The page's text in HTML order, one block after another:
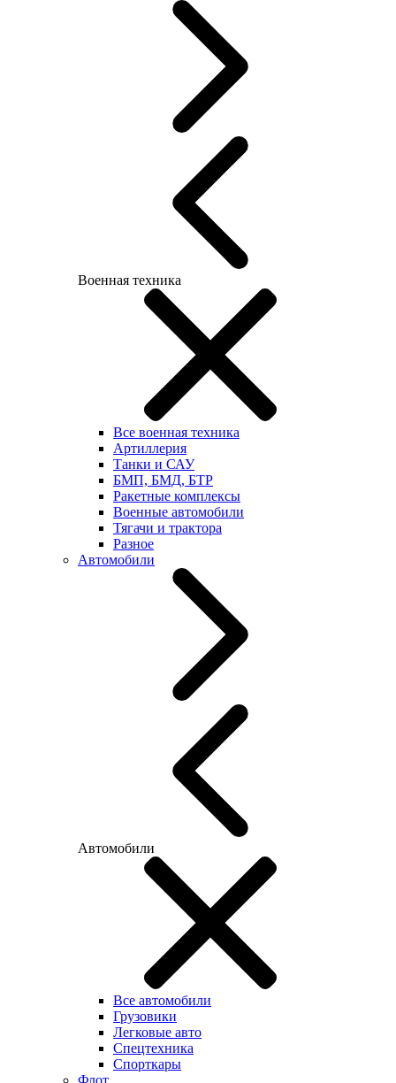
Военная техника
Все военная техника
Артиллерия
Танки и САУ
БМП, БМД, БТР
Ракетные комплексы
Военные автомобили
Тягачи и трактора
Разное
Автомобили
Автомобили
Все автомобили
Грузовики
Легковые авто
Спецтехника
Спорткары
Флот